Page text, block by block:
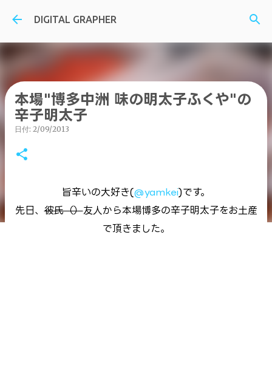
スキップしてメイン コンテンツに移動
DIGITAL GRAPHER
本場"博多中洲 味の明太子ふくや"の
辛子明太子
日付: 2/09/2013
旨辛いの大好き(@yamkei)です。
先日、彼氏（）友人から本場博多の辛子明太子をお土産
で頂きました。